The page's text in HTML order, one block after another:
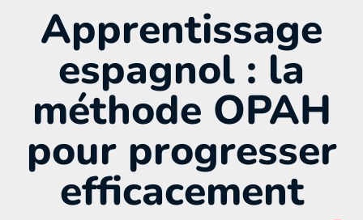
Apprentissage
espagnol : la
méthode OPAH
pour progresser
efficacement